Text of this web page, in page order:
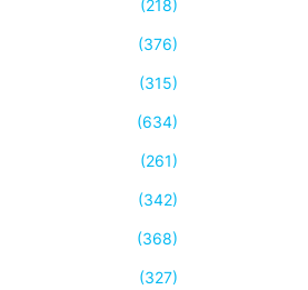
(218)
(376)
(315)
(634)
(261)
(342)
(368)
(327)